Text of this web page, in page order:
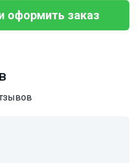
оформить заказ